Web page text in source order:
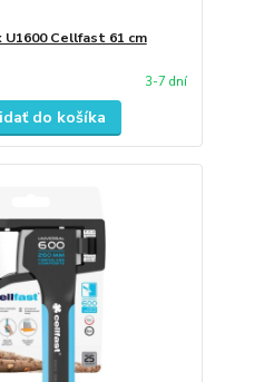
Cellfast 61 cm
3-7 dní
do košíka